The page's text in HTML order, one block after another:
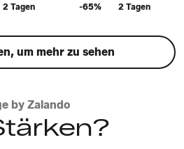
2 Tagen -65% 2 Tagen
um mehr zu sehen
by Zalando